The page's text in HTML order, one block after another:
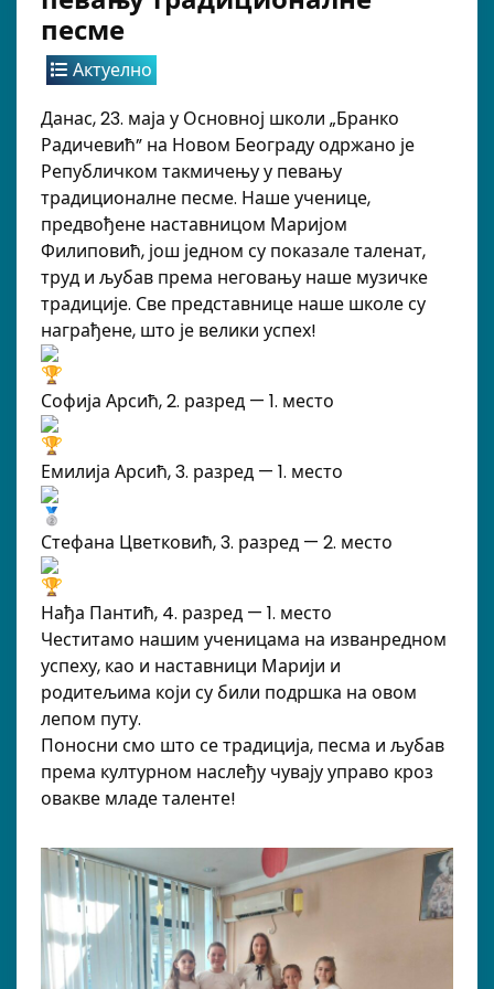
песме
Актуелно
Данас, 23. маја у Основној школи „Бранко
Радичевић” на Новом Београду одржано је
Републичком такмичењу у певању
традиционалне песме. Наше ученице,
предвођене наставницом Маријом
Филиповић, још једном су показале таленат,
труд и љубав према неговању наше музичке
традиције. Све представнице наше школе су
награђене, што је велики успех!
Софија Арсић, 2. разред — 1. место
Емилија Арсић, 3. разред — 1. место
Стефана Цветковић, 3. разред — 2. место
Нађа Пантић, 4. разред — 1. место
Честитамо нашим ученицама на изванредном
успеху, као и наставници Марији и
родитељима који су били подршка на овом
лепом путу.
Поносни смо што се традиција, песма и љубав
према културном наслеђу чувају управо кроз
овакве младе таленте!